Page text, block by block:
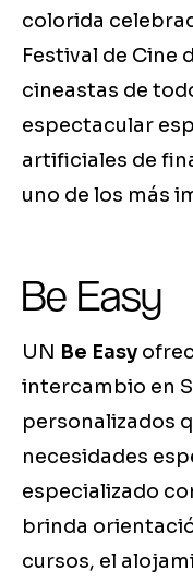
colorida
Festival de Cine
cineastas de
espectacular
artificiales de
uno de los más
Be Easy
UN Be Easy
intercambio en
personalizados
necesidades
especializado
brinda
cursos, el